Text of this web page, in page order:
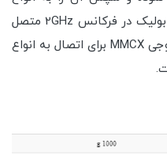
آنتن از قبیل امنی، فلت، دیش، پارابولیک در فرکانس 2GHz متصل
نمائید. همچنین در روی آن یک خروجی MMCX برای اتصال به انواع